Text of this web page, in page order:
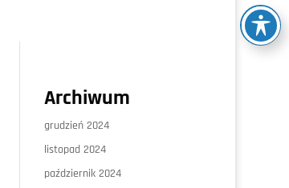
Archiwum
grudzień 2024
listopad 2024
październik 2024